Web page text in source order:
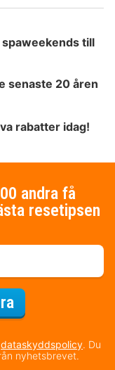
till
senaste 20 åren
rabatter idag!
andra få
resetipsen
dataskyddspolicy. Du
nyhetsbrevet.